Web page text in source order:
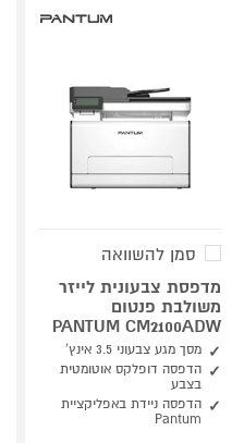
סמן להשוואה
מדפסת צבעונית לייזר
משולבת פנטום
PANTUM CM2100ADW
מסך מגע צבעוני 3.5 אינץ'
הדפסה דופלקס אוטומטית
בצבע
הדפסה ניידת באפליקציית
Pantum